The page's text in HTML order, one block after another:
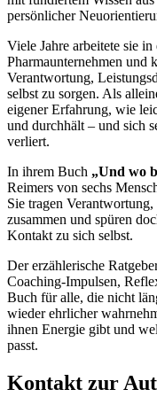
persönlicher
Viele Jahre arbeitete sie
Pharmaunternehmen und
Verantwortung,
selbst zu sorgen. Als
eigener Erfahrung, wie
und durchhält – und sich
verliert.
In ihrem Buch „Und wo
Reimers von sechs
Sie tragen
zusammen und spüren
Kontakt zu sich selbst.
Der erzählerische
Coaching-Impulsen,
Buch für alle, die nicht
wieder ehrlicher
ihnen Energie gibt und
passt.
Kontakt zur